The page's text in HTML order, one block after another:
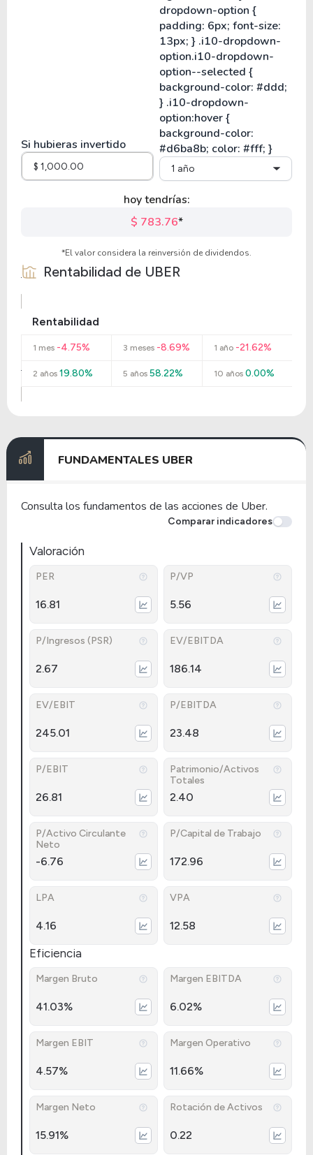
Si hubieras invertido
1 año
hoy tendrías:
$ 783.76*
*El valor considera la reinversión de dividendos.
Rentabilidad de UBER
Rentabilidad
1 mes -4.75% 3 meses -8.69% 1 año-21.62%
2 años 19.80% 5 años 58.22% 10 años0.00%
FUNDAMENTALES UBER
Consulta los fundamentos de las acciones de Uber.
Comparar indicadores
Valoración
PER
16.81
P/VP
5.56
P/Ingresos (PSR)
2.67
EV/EBITDA
186.14
EV/EBIT
245.01
P/EBITDA
23.48
P/EBIT
26.81
Patrimonio/Activos
Totales
2.40
P/Activo Circulante
Neto
-6.76
P/Capital de Trabajo
172.96
LPA
4.16
VPA
12.58
Eficiencia
Margen Bruto
41.03%
Margen EBITDA
6.02%
Margen EBIT
4.57%
Margen Operativo
11.66%
Margen Neto
15.91%
Rotación de Activos
0.22